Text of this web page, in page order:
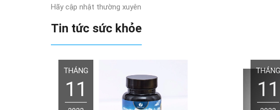
Hãy cập nhật thường xuyên
Tin tức sức khỏe
THÁNG
11
THÁNG
11